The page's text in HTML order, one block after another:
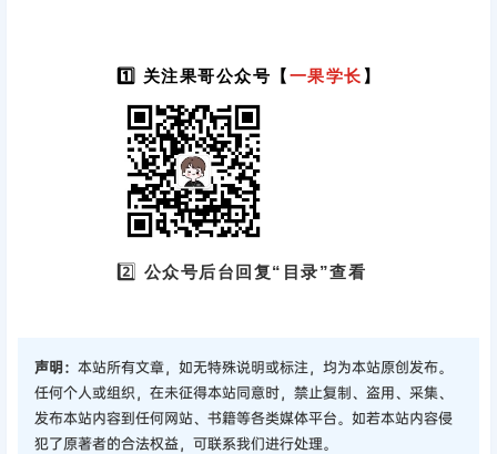
1️⃣ 关注果哥公众号【一果学长 】
2️⃣ 公众号后台回复“目录”查看
声明： 本站所有文章，如无特殊说明或标注，均为本站原创发布。
任何个人或组织，在未征得本站同意时，禁止复制、盗用、采集、
发布本站内容到任何网站、书籍等各类媒体平台。如若本站内容侵
犯了原著者的合法权益，可联系我们进行处理。